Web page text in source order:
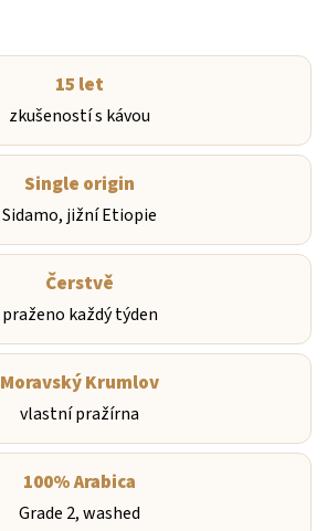
15 let
zkušeností s kávou
Single origin
Sidamo, jižní Etiopie
Čerstvě
praženo každý týden
Moravský Krumlov
vlastní pražírna
100% Arabica
Grade 2, washed